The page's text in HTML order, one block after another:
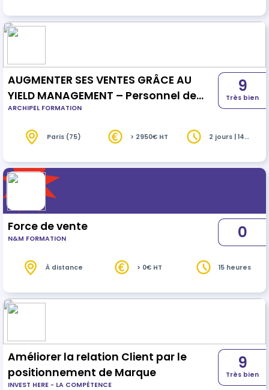
AUGMENTER SES VENTES GRÂCE AU
YIELD MANAGEMENT – Personnel de
réception
ARCHIPEL FORMATION
9
Très bien
Paris (75) > 2950€ HT
2 jours | 14
Force de vente
N&M FORMATION 0
À distance > 0€ HT 15 heures
Améliorer la relation Client par le
positionnement de Marque
INVEST HERE - LA COMPÉTENCE
9
Très bien